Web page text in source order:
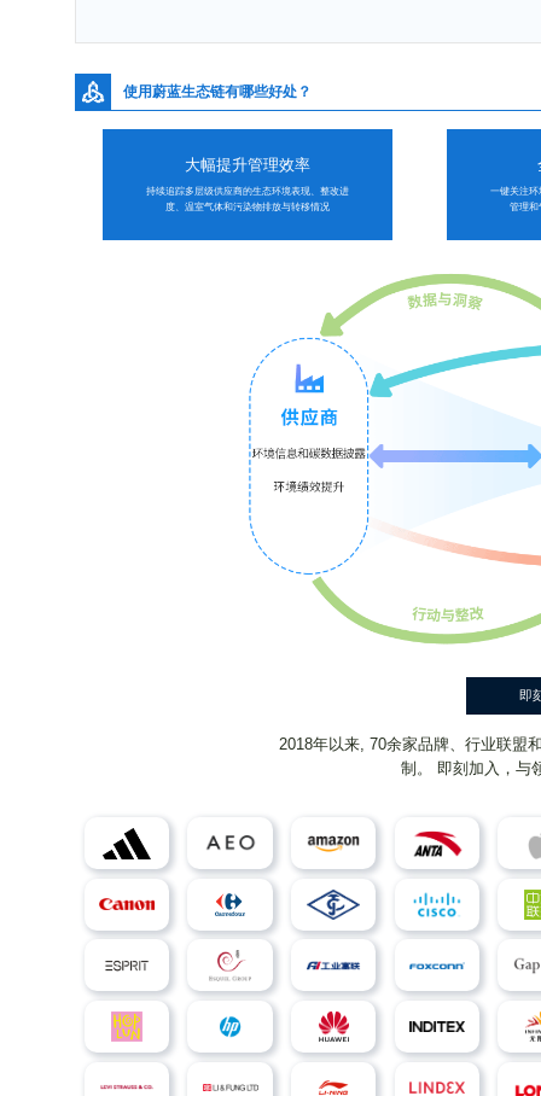
使用蔚蓝生态链有哪些好处？
大幅提升管理效率
持续追踪多层级供应商的生态环境表现、整改进
度、温室气体和污染物排放与转移情况
一键关注环
管理和
即
2018年以来, 70余家品牌、行业联盟
制。 即刻加入，与